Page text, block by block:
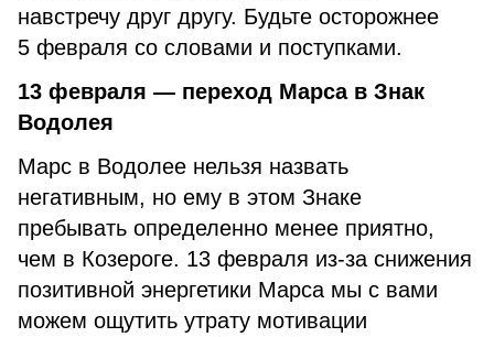
навстречу друг другу. Будьте осторожнее
5 февраля со словами и поступками.
13 февраля — переход Марса в Знак
Водолея
Марс в Водолее нельзя назвать
негативным, но ему в этом Знаке
пребывать определенно менее приятно,
чем в Козероге. 13 февраля из-за снижения
позитивной энергетики Марса мы с вами
можем ощутить утрату мотивации